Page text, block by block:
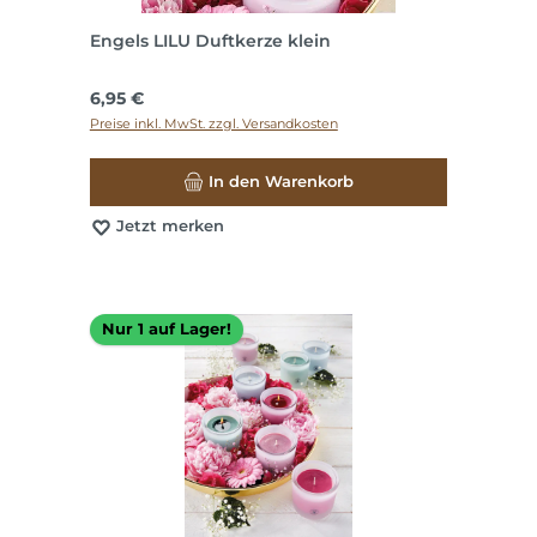
Engels LILU Duftkerze klein
Regulärer Preis:
6,95 €
Preise inkl. MwSt. zzgl. Versandkosten
In den Warenkorb
Jetzt merken
Nur 1 auf Lager!